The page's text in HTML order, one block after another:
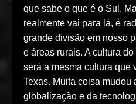
que sabe o que é o Sul.
realmente vai para lá, é
grande divisão em nosso
e áreas rurais. A cultura
será a mesma cultura que
Texas. Muita coisa mudou
globalização e da